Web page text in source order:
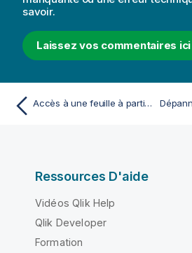
savoir.
Laissez vos commentaires ici
Accès à une feuille à partir d'une diapositive
Ressources D'aide
Vidéos Qlik Help
Qlik Developer
Formation